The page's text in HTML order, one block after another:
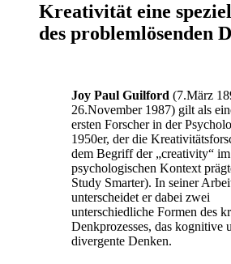
Kreativität eine
des problemlösenden
Joy Paul Guilford (7.März
26.November 1987) gilt als
ersten Forscher in der
1950er, der die
dem Begriff der „creativity“ im
psychologischen Kontext
Study Smarter). In seiner
unterscheidet er dabei zwei
unterschiedliche Formen des
Denkprozesses, das kognitive
divergente Denken.